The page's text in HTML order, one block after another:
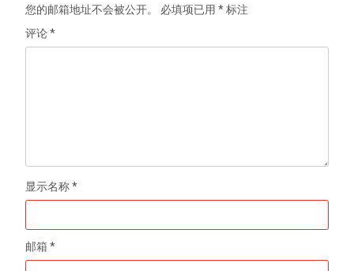
您的邮箱地址不会被公开。 必填项已用*标注
评论*
显示名称*
邮箱*